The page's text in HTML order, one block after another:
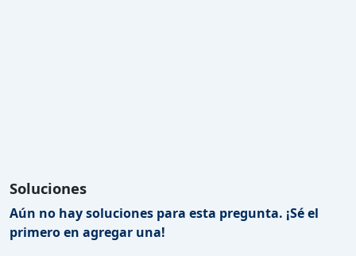
Soluciones
Aún no hay soluciones para esta pregunta. ¡Sé el
primero en agregar una!